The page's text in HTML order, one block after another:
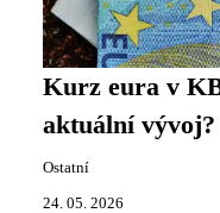
Kurz eura v
aktuální vývoj?
Ostatní
24. 05. 2026